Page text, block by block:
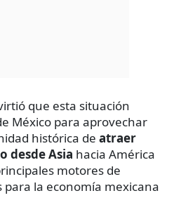
que esta situación
México para aprovechar
histórica de atraer
desde Asia hacia América
motores de
la economía mexicana